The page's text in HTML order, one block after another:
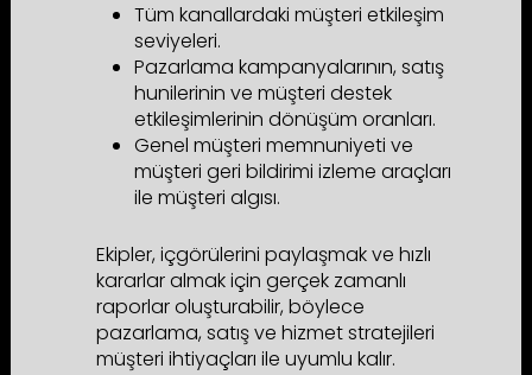
Tüm kanallardaki müşteri etkileşim
seviyeleri.
Pazarlama kampanyalarının, satış
hunilerinin ve müşteri destek
etkileşimlerinin dönüşüm oranları.
Genel müşteri memnuniyeti ve
müşteri geri bildirimi izleme araçları
ile müşteri algısı.
Ekipler, içgörülerini paylaşmak ve hızlı
kararlar almak için gerçek zamanlı
raporlar oluşturabilir, böylece
pazarlama, satış ve hizmet stratejileri
müşteri ihtiyaçları ile uyumlu kalır.